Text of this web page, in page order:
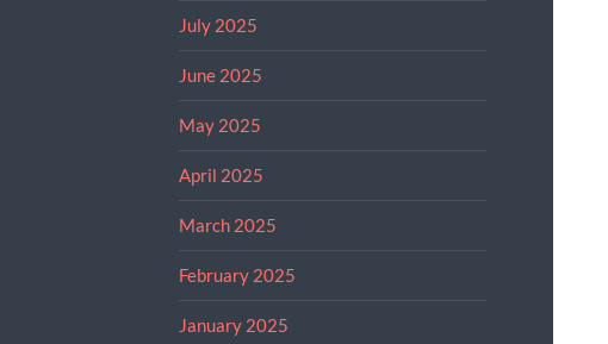
July 2025
June 2025
May 2025
April 2025
March 2025
February 2025
January 2025